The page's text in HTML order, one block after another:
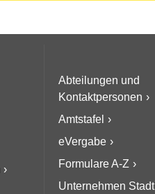
Abteilungen und
Kontaktpersonen
Amtstafel
eVergabe
Formulare A-Z
Unternehmen Stadt